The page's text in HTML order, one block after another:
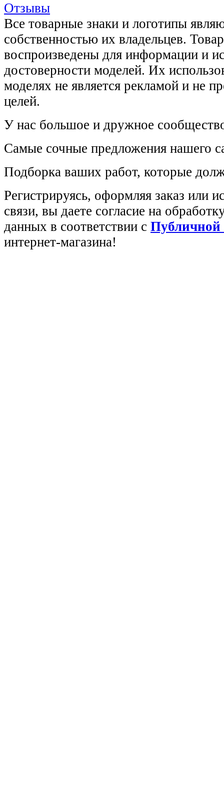
Отзывы
Все товарные знаки и логотипы
собственностью их владельцев.
воспроизведены для информации и
достоверности моделей. Их
моделях не является рекламой и не
целей.
У нас большое и дружное
Самые сочные предложения нашего
Подборка ваших работ, которые
Регистрируясь, оформляя заказ или
связи, вы даете согласие на
данных в соответствии с Публичной
интернет-магазина!